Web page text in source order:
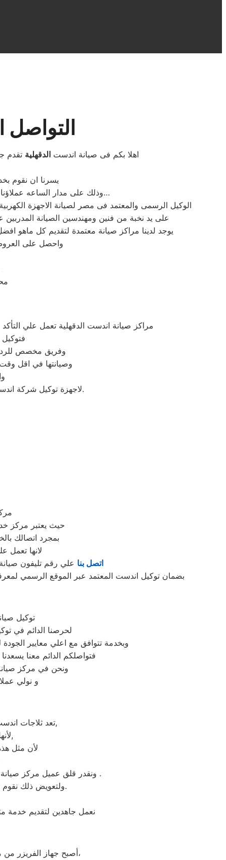
اهلا بكم فى صيانة اندستالدقهلية تقدم
يسرنا ان نقوم
وذلك على مدار الساعه عملاؤنا الكرام نحن فى توكيل اندست المعتمد بمصر اتصل بنا على الخط الساخن لصيانة غسالات اندست اتصل بنا…
الوكيل الرسمى والمعتمد فى مصر لصيانة الاجهزة
على يد نخبة من فنين ومهندسين الصيانة
يوجد لدينا مراكز صيانة معتمدة لتقديم كل ماهو
واحصل على
مراكز صيانة اندست الدقهلية تعمل علي
وفريق مخصص للرد علي كافة اسئلتكم
وصيانتها في اقل
لاجهزة توكيل شركة اندست بالدقهلية اينما كنتم خلال وقت قياسي سوف يصل اليكم مهندسنا لمعاينة العطل وصيانة الجهاز.
حيث يعتبر مركز
بمجرد اتصالك
لانها تعمل
اتصل بنا علي رقم تليفون
بضمان توكيل اندست المعتمد عبر الموقع الرسمي
توكيل
لحرصنا الدائم في
وبخدمة تتوافق مع اعلي معايير
فتواصلكم الدائم معنا
ونحن في مركز
و نولي
تعد ثلاجات اندست هي أهم الأجهزة الكهربائية التي توفرها الشركة و أكثرها مبيعاً بين بقية المنتجات الأخرى,
لأنها قوية جداً في عمليات التبريد و تتضمن بعض التقنيات المتميزة كتقنية الانفلتر,
لأن مثل
ونقدر قلق عميل مركز صيانة اندست الدقهلية ونثمن وقته. لذلك عادة هناك بعض المحافظات لايوجد بها فروع لنا اوالفرع تحت الانشاء .
ولتعويض ذلك نقوم بتوجية خطوط سير منظمة من المقر الرئيسي لمركز صيانة اندست الدقهلية لتلك المحافظات.
نعمل جاهدين لتقديم خدمة
أصبح جهاز الفريزر من ماركة اندست من الأجهزة الضرورية داخل كافة البيوت، وفقًا لمميزات ديب فريزر اندست العديدة،